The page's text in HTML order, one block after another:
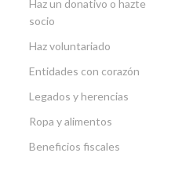
Haz un donativo o hazte
socio
Haz voluntariado
Entidades con corazón
Legados y herencias
Ropa y alimentos
Beneficios fiscales